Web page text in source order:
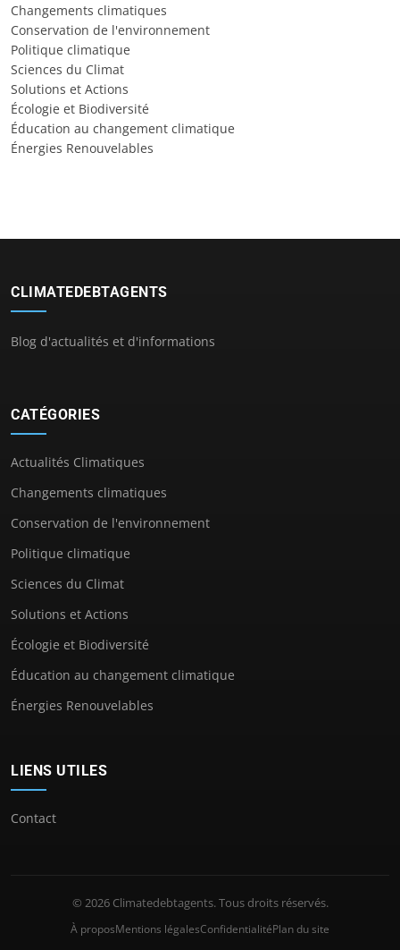
Changements climatiques
Conservation de l'environnement
Politique climatique
Sciences du Climat
Solutions et Actions
Écologie et Biodiversité
Éducation au changement climatique
Énergies Renouvelables
CLIMATEDEBTAGENTS
Blog d'actualités et d'informations
CATÉGORIES
Actualités Climatiques
Changements climatiques
Conservation de l'environnement
Politique climatique
Sciences du Climat
Solutions et Actions
Écologie et Biodiversité
Éducation au changement climatique
Énergies Renouvelables
LIENS UTILES
Contact
© 2026 Climatedebtagents. Tous droits réservés.
À proposMentions légalesConfidentialitéPlan du site